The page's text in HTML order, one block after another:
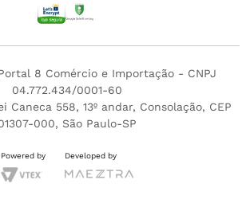
8 Comércio e Importação - CNPJ
04.772.434/0001-60
Caneca 558, 13º andar, Consolação, CEP
000, São Paulo-SP
Powered by Developed by